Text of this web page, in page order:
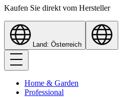
Kaufen Sie direkt vom Hersteller
Land: Österreich
Home & Garden
Professional